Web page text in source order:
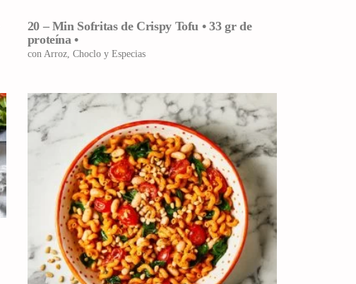
20 – Min Sofritas de Crispy Tofu • 33 gr de
proteína •
con Arroz, Choclo y Especias